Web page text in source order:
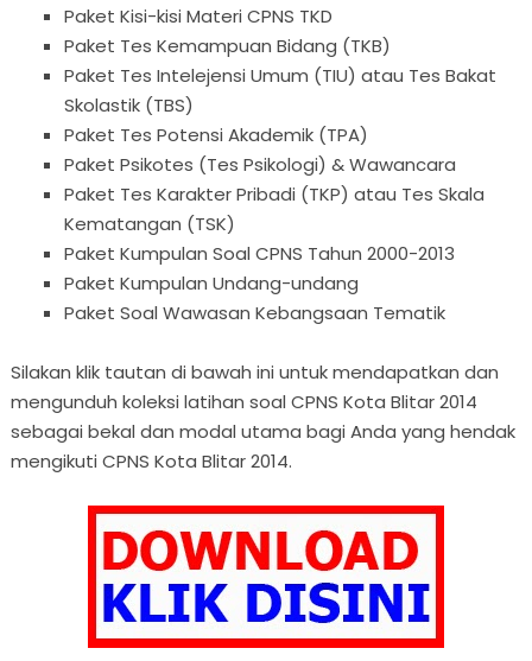
Paket Kisi-kisi Materi CPNS TKD
Paket Tes Kemampuan Bidang (TKB)
Paket Tes Intelejensi Umum (TIU) atau Tes Bakat
Skolastik (TBS)
Paket Tes Potensi Akademik (TPA)
Paket Psikotes (Tes Psikologi) & Wawancara
Paket Tes Karakter Pribadi (TKP) atau Tes Skala
Kematangan (TSK)
Paket Kumpulan Soal CPNS Tahun 2000-2013
Paket Kumpulan Undang-undang
Paket Soal Wawasan Kebangsaan Tematik
Silakan klik tautan di bawah ini untuk mendapatkan dan
mengunduh koleksi latihan soal CPNS Kota Blitar 2014
sebagai bekal dan modal utama bagi Anda yang hendak
mengikuti CPNS Kota Blitar 2014.